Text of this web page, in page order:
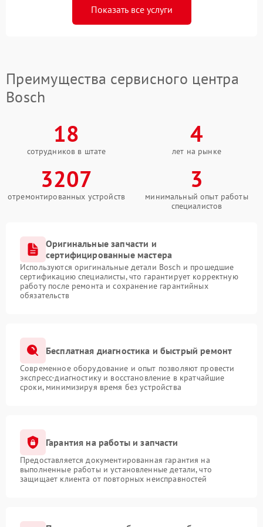
Показать все услуги
Преимущества сервисного центра
Bosch
18
сотрудников в штате
4
лет на рынке
3207
отремонтированных устройств
3
минимальный опыт работы
специалистов
Оригинальные запчасти и
сертифицированные мастера
Используются оригинальные детали Bosch и прошедшие
сертификацию специалисты, что гарантирует корректную
работу после ремонта и сохранение гарантийных
обязательств
Бесплатная диагностика и быстрый ремонт
Современное оборудование и опыт позволяют провести
экспресс-диагностику и восстановление в кратчайшие
сроки, минимизируя время без устройства
Гарантия на работы и запчасти
Предоставляется документированная гарантия на
выполненные работы и установленные детали, что
защищает клиента от повторных неисправностей